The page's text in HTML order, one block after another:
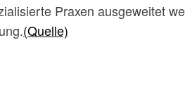
Praxen ausgeweitet
(Quelle)